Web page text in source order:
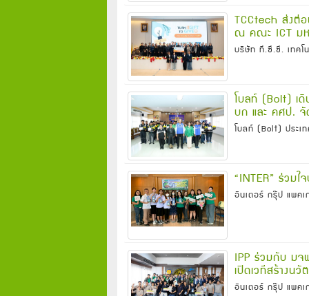
TCCtech ส่งต่
ณ คณะ ICT ม
บริษัท ที.ซี.ซี. เทคโ
โบลท์ (Bolt) เ
บก และ คศป. จั
โบลท์ (Bolt) ประเ
“INTER” ร่วม
อินเตอร์ กรุ๊ป แพคเ
IPP ร่วมกับ ม
เปิดเวทีสร้างน
อินเตอร์ กรุ๊ป แพคเ